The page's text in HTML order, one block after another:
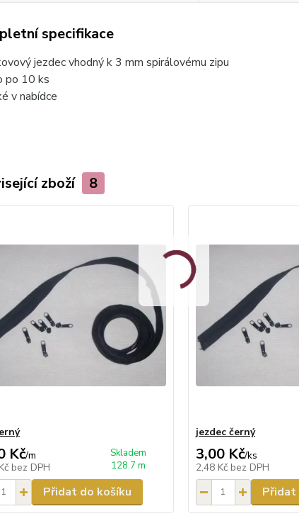
specifikace
jezdec vhodný k 3 mm spirálovému zipu
po 10 ks
v nabídce
zboží 8
Kč/m
bez DPH
Skladem
128.7 m
Přidat do košíku
jezdec černý
3,00 Kč/ks
2,48 Kč bez DPH
Přidat